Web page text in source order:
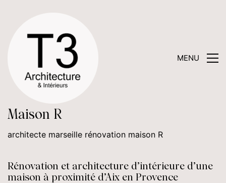
MENU
Maison R
architecte marseille rénovation maison R
Rénovation et architecture d’intérieure d’une
maison à proximité d’Aix en Provence